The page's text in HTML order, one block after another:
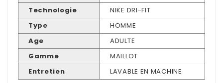
Technologie
NIKE DRI-FIT
Type
HOMME
Age
ADULTE
Gamme
MAILLOT
Entretien
LAVABLE EN MACHINE